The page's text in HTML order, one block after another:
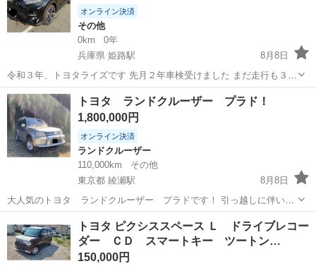
オンライン決済
その他
0km
0年
兵庫県 姫路駅
8月8日
令和３年、トヨタライズです 先月２年車検受けました まだ走行も３万
キロと浅いです 外装内装は使用感は有りますが全然まだ綺麗です 真剣
に購入希望の方のみ質問下さい まだ少しローンが有りますが購入者が
居れば支払って所有...
兵庫 姫路市 姫路駅 その他 ライズ
トヨタ ランドクルーザー プラド！
1,800,000円
オンライン決済
ランドクルーザー
110,000km
その他
東京都 綾瀬駅
8月8日
大人気のトヨタ ランドクルーザー プラドです！ 引っ越しに伴い出
品しました。 車検は2027年2月まであります！！ 走行距離
110000kmくらい ガソリン車 サンルーフ付 走行距離 11万キロ 乗
車人数 ...
綾瀬駅 プラド
トヨタ ピクシススペース Ｌ ドライブレコー
ダー ＣＤ スマートキー ツートン…
150,000円